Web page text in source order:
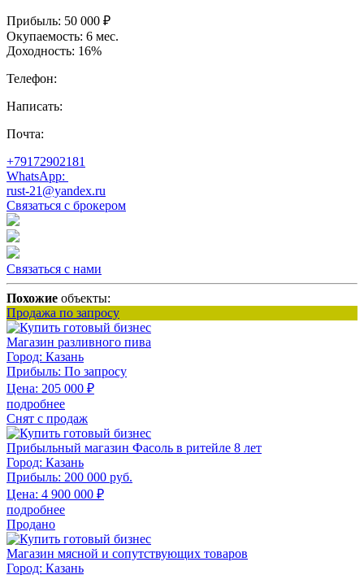
Прибыль: 50 000 ₽
Окупаемость: 6 мес.
Доходность: 16%
Телефон:
Написать:
Почта:
+79172902181
WhatsApp:
rust-21@yandex.ru
Связаться с брокером
Связаться с нами
Похожие объекты:
Продажа по запросу
Магазин разливного пива
Город: Казань
Прибыль: По запросу
Цена: 205 000 ₽
подробнее
Снят с продаж
Прибыльный магазин Фасоль в ритейле 8 лет
Город: Казань
Прибыль: 200 000 руб.
Цена: 4 900 000 ₽
подробнее
Продано
Магазин мясной и сопутствующих товаров
Город: Казань